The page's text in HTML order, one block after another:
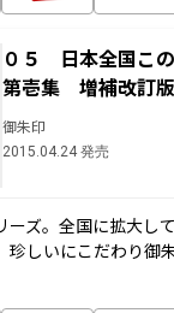
０５ 日本全国こ
第壱集 増補改訂版
御朱印
2015.04.24 発売
ーズ。全国に拡大し
珍しいにこだわり御